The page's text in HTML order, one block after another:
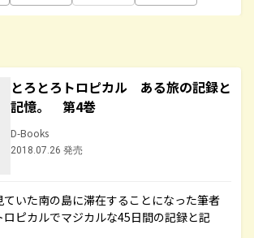
とろとろトロピカル ある旅の記録と
記憶。 第4巻
D-Books
2018.07.26 発売
いた南の島に滞在することになった筆者
ピカルでマジカルな45日間の記録と記